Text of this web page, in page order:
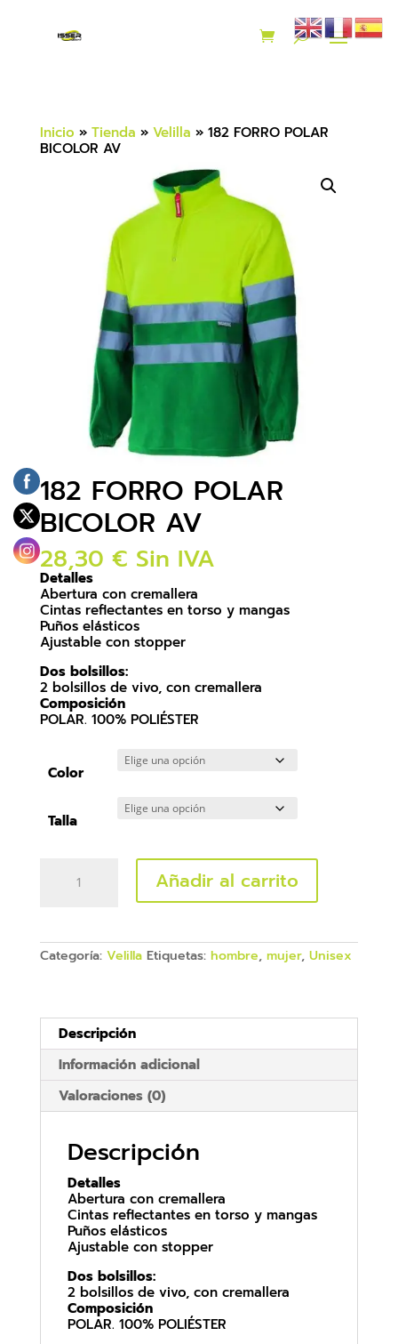
Inicio » Tienda » Velilla » 182 FORRO POLAR
BICOLOR AV
182 FORRO POLAR
BICOLOR AV
28,30 € Sin IVA
Detalles
Abertura con cremallera
Cintas reflectantes en torso y mangas
Puños elásticos
Ajustable con stopper
Dos bolsillos:
2 bolsillos de vivo, con cremallera
Composición
POLAR. 100% POLIÉSTER
Color
Talla
FORRO
cantidad
Añadir al carrito
Categoría: Velilla Etiquetas: hombre, mujer, Unisex
Descripción
Información adicional
Valoraciones (0)
Descripción
Detalles
Abertura con cremallera
Cintas reflectantes en torso y mangas
Puños elásticos
Ajustable con stopper
Dos bolsillos:
2 bolsillos de vivo, con cremallera
Composición
POLAR. 100% POLIÉSTER